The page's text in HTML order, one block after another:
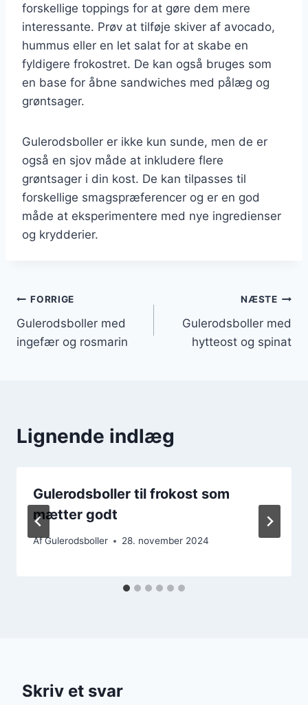
forskellige toppings for at gøre dem mere
interessante. Prøv at tilføje skiver af avocado,
hummus eller en let salat for at skabe en
fyldigere frokostret. De kan også bruges som
en base for åbne sandwiches med pålæg og
grøntsager.
Gulerodsboller er ikke kun sunde, men de er
også en sjov måde at inkludere flere
grøntsager i din kost. De kan tilpasses til
forskellige smagspræferencer og er en god
måde at eksperimentere med nye ingredienser
og krydderier.
Indlægsnavigation
FORRIGE
Gulerodsboller med
ingefær og rosmarin
NÆSTE
Gulerodsboller med
hytteost og spinat
Lignende indlæg
Gulerodsboller til frokost som
mætter godt
AfGulerodsboller 28. november 2024
Skriv et svar